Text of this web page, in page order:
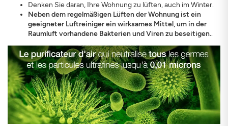
Denken Sie daran, Ihre Wohnung zu lüften, auch im Winter.
Neben dem regelmäßigen Lüften der Wohnung ist ein
geeigneter Luftreiniger ein wirksames Mittel, um in der
Raumluft vorhandene Bakterien und Viren zu beseitigen..